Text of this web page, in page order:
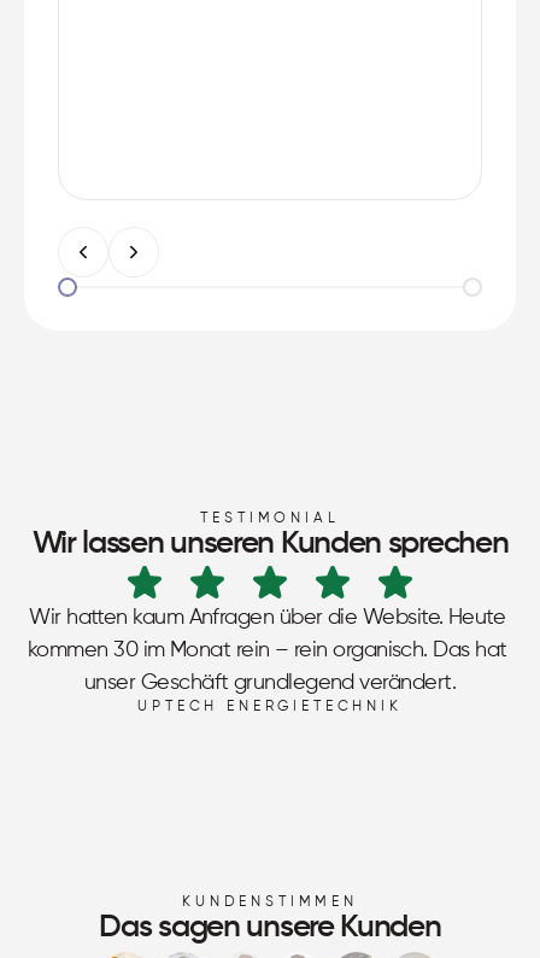
TESTIMONIAL
Wir lassen unseren Kunden sprechen
Wir hatten kaum Anfragen über die Website. Heute
kommen 30 im Monat rein – rein organisch. Das hat
unser Geschäft grundlegend verändert.
UPTECH ENERGIETECHNIK
KUNDENSTIMMEN
Das sagen unsere Kunden